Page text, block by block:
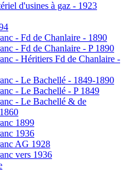
d'usines à gaz - 1923
- Fd de Chanlaire - 1890
- Fd de Chanlaire - P 1890
- Héritiers Fd de Chanlaire -
- Le Bachellé - 1849-1890
- Le Bachellé - P 1849
- Le Bachellé & de
1899
1936
AG 1928
vers 1936